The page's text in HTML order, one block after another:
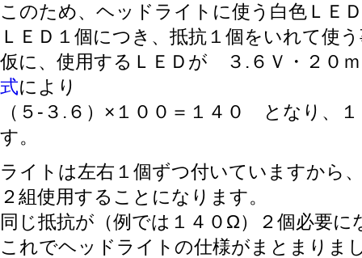
このため、ヘッドライトに使う白色ＬＥ
ＬＥＤ１個につき、抵抗１個をいれて使
仮に、使用するＬＥＤが ３.６Ｖ・２０
式により
（５-３.６）×１００＝１４０ となり、
す。
ライトは左右１個ずつ付いていますから
２組使用することになります。
同じ抵抗が（例では１４０Ω）２個必要に
これでヘッドライトの仕様がまとまりま